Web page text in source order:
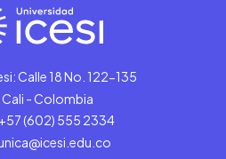
Calle 18 No. 122-135
Cali - Colombia
(602) 555 2334